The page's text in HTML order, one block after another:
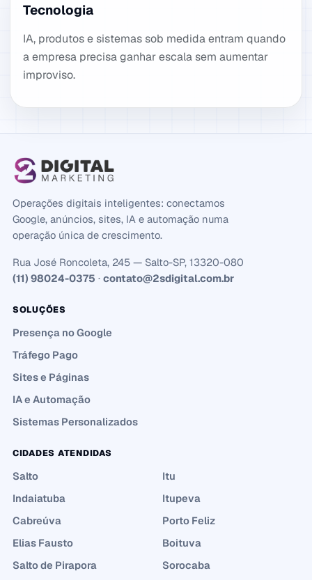
Tecnologia
IA, produtos e sistemas sob medida entram quando
a empresa precisa ganhar escala sem aumentar
improviso.
Operações digitais inteligentes: conectamos
Google, anúncios, sites, IA e automação numa
operação única de crescimento.
Rua José Roncoleta, 245 — Salto-SP, 13320-080
(11) 98024-0375 · contato@2sdigital.com.br
SOLUÇÕES
Presença no Google
Tráfego Pago
Sites e Páginas
IA e Automação
Sistemas Personalizados
CIDADES ATENDIDAS
Salto
Itu
Indaiatuba
Itupeva
Cabreúva
Porto Feliz
Elias Fausto
Boituva
Salto de Pirapora
Sorocaba